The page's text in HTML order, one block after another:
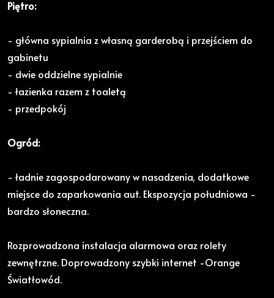
Piętro:
- główna sypialnia z własną garderobą i przejściem do
gabinetu
- dwie oddzielne sypialnie
- łazienka razem z toaletą
- przedpokój
Ogród:
- ładnie zagospodarowany w nasadzenia, dodatkowe
miejsce do zaparkowania aut. Ekspozycja południowa -
bardzo słoneczna.
Rozprowadzona instalacja alarmowa oraz rolety
zewnętrzne. Doprowadzony szybki internet -Orange
Światłowód.